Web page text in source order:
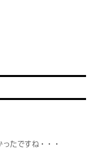
たですね・・・